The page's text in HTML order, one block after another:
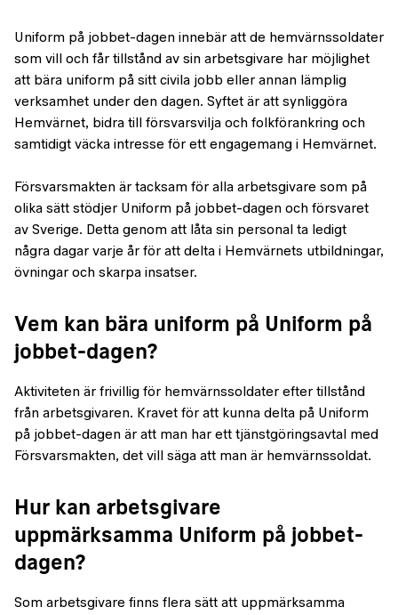
Uniform på jobbet-dagen innebär att de hemvärnssoldater
som vill och får tillstånd av sin arbetsgivare har möjlighet
att bära uniform på sitt civila jobb eller annan lämplig
verksamhet under den dagen. Syftet är att synliggöra
Hemvärnet, bidra till försvarsvilja och folkförankring och
samtidigt väcka intresse för ett engagemang i Hemvärnet.
Försvarsmakten är tacksam för alla arbetsgivare som på
olika sätt stödjer Uniform på jobbet-dagen och försvaret
av Sverige. Detta genom att låta sin personal ta ledigt
några dagar varje år för att delta i Hemvärnets utbildningar,
övningar och skarpa insatser.
Vem kan bära uniform på Uniform på
jobbet-dagen?
Aktiviteten är frivillig för hemvärnssoldater efter tillstånd
från arbetsgivaren. Kravet för att kunna delta på Uniform
på jobbet-dagen är att man har ett tjänstgöringsavtal med
Försvarsmakten, det vill säga att man är hemvärnssoldat.
Hur kan arbetsgivare
uppmärksamma Uniform på jobbet-
dagen?
Som arbetsgivare finns flera sätt att uppmärksamma